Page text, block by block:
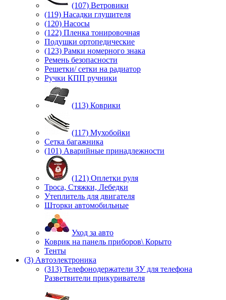
(107) Ветровики
(119) Насадки глушителя
(120) Насосы
(122) Пленка тонировочная
Подушки ортопедические
(123) Рамки номерного знака
Ремень безопасности
Решетки/ сетки на радиатор
Ручки КПП ручники
(113) Коврики
(117) Мухобойки
Сетка багажника
(101) Аварийные принадлежности
(121) Оплетки руля
Троса, Стяжки, Лебедки
Утеплитель для двигателя
Шторки автомобильные
Уход за авто
Коврик на панель приборов\ Корыто
Тенты
(3) Автоэлектроника
(313) Телефонодержатели ЗУ для телефона
Разветвители прикуривателя